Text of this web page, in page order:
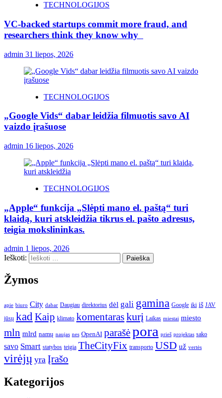
TECHNOLOGIJOS
VC-backed startups commit more fraud, and
researchers think they know why
admin 31 liepos, 2026
TECHNOLOGIJOS
„Google Vids“ dabar leidžia filmuotis savo AI
vaizdo įrašuose
admin 16 liepos, 2026
TECHNOLOGIJOS
„Apple“ funkcija „Slėpti mano el. paštą“ turi
klaidą, kuri atskleidžia tikrus el. pašto adresus,
teigia mokslininkas.
admin 1 liepos, 2026
Ieškoti:
Žymos
apie biuro City dabar Daugiau direktorius dėl gali gamina Google iki iš JAV
jūsų kad Kaip klimato komentaraskurį Laikas miestai miesto
mln mlrd namų naujas nes OpenAI parašėpora prieš projektas sako
savo Smart statybos teigia TheCityFix transporto USD už vertės
virėjų yra Įrašo
Kategorijos